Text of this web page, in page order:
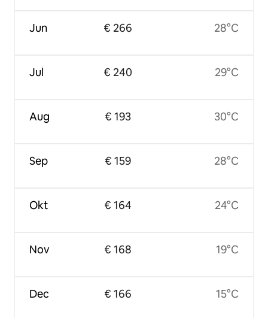
Jun
Jul
Aug
Sep
Okt
Nov
Dec
€ 266
€ 240
€ 193
€ 159
€ 164
€ 168
€ 166
28°C
29°C
30°C
28°C
24°C
19°C
15°C